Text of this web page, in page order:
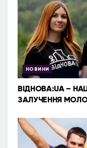
НОВИНИ
ВІДНОВА:UA –
ЗАЛУЧЕННЯ